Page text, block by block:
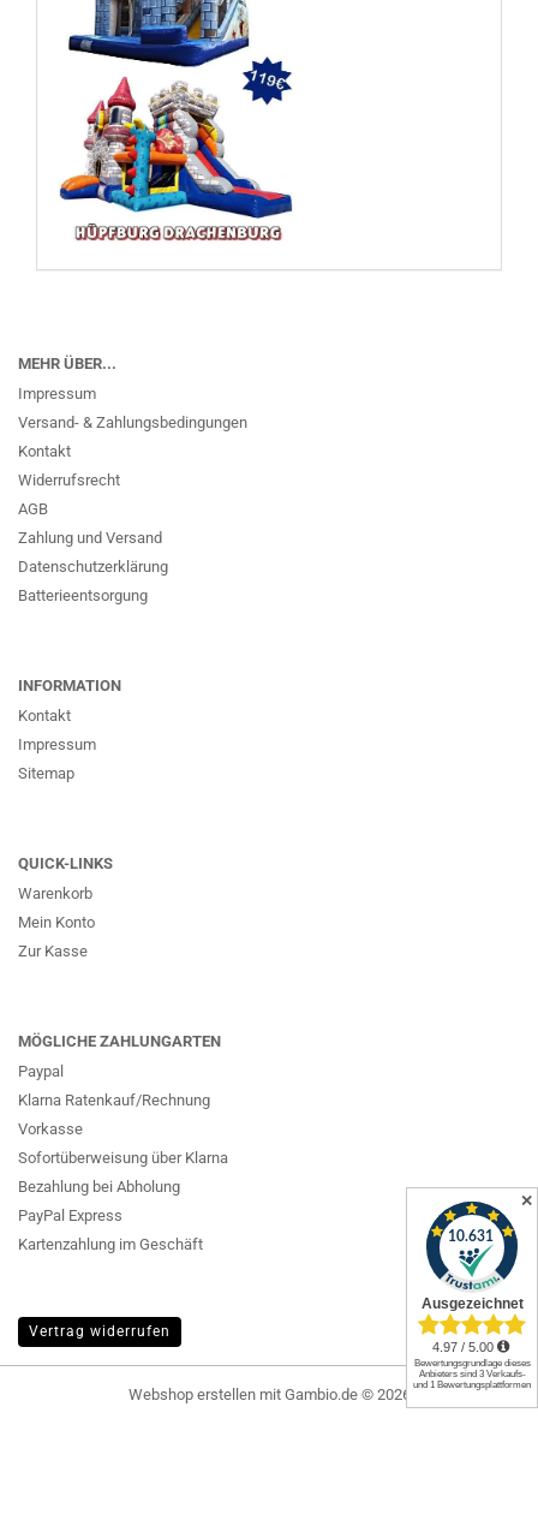
MEHR ÜBER...
Impressum
Versand- & Zahlungsbedingungen
Kontakt
Widerrufsrecht
AGB
Zahlung und Versand
Datenschutzerklärung
Batterieentsorgung
INFORMATION
Kontakt
Impressum
Sitemap
QUICK-LINKS
Warenkorb
Mein Konto
Zur Kasse
MÖGLICHE ZAHLUNGARTEN
Paypal
Klarna Ratenkauf/Rechnung
Vorkasse
Sofortüberweisung über Klarna
Bezahlung bei Abholung
PayPal Express
Kartenzahlung im Geschäft
Vertrag widerrufen
Webshop erstellenmit Gambio.de © 2026
✕